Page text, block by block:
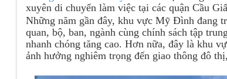
xuyên di chuyển làm việc tại các quận Cầu
Những năm gần đây, khu vực Mỹ Đình đang
quan, bộ, ban, ngành cùng chính sách tập
nhanh chóng tăng cao. Hơn nữa, đây là khu
ảnh hưởng nghiêm trọng đến giao thông đô